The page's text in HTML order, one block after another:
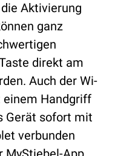
Aktivierung
ganz
direkt am
Auch der Wi-
einem Handgriff
Gerät sofort mit
verbunden